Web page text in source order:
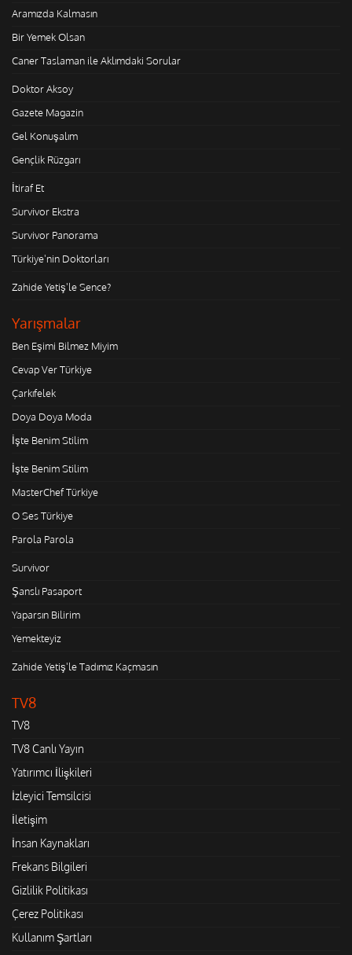
Aramızda Kalmasın
Bir Yemek Olsan
Caner Taslaman ile Aklımdaki Sorular
Doktor Aksoy
Gazete Magazin
Gel Konuşalım
Gençlik Rüzgarı
İtiraf Et
Survivor Ekstra
Survivor Panorama
Türkiye'nin Doktorları
Zahide Yetiş'le Sence?
Yarışmalar
Ben Eşimi Bilmez Miyim
Cevap Ver Türkiye
Çarkıfelek
Doya Doya Moda
İşte Benim Stilim
İşte Benim Stilim
MasterChef Türkiye
O Ses Türkiye
Parola Parola
Survivor
Şanslı Pasaport
Yaparsın Bilirim
Yemekteyiz
Zahide Yetiş'le Tadımız Kaçmasın
TV8
TV8
TV8 Canlı Yayın
Yatırımcı İlişkileri
İzleyici Temsilcisi
İletişim
İnsan Kaynakları
Frekans Bilgileri
Gizlilik Politikası
Çerez Politikası
Kullanım Şartları